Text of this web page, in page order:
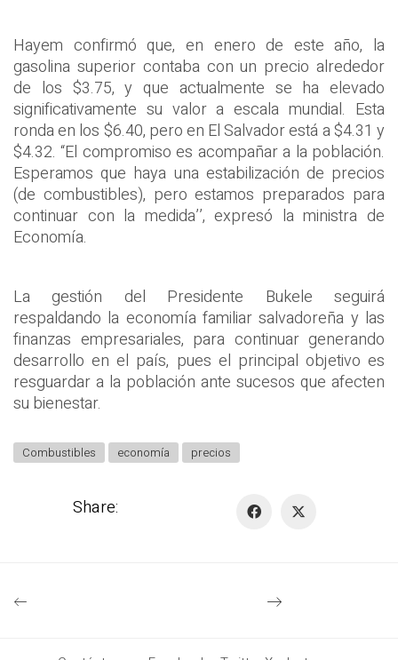
Hayem confirmó que, en enero de este año, la
gasolina superior contaba con un precio alrededor
de los $3.75, y que actualmente se ha elevado
significativamente su valor a escala mundial. Esta
ronda en los $6.40, pero en El Salvador está a $4.31 y
$4.32. “El compromiso es acompañar a la población.
Esperamos que haya una estabilización de precios
(de combustibles), pero estamos preparados para
continuar con la medida’’, expresó la ministra de
Economía.
La gestión del Presidente Bukele seguirá
respaldando la economía familiar salvadoreña y las
finanzas empresariales, para continuar generando
desarrollo en el país, pues el principal objetivo es
resguardar a la población ante sucesos que afecten
su bienestar.
Combustibles economía precios
Share: